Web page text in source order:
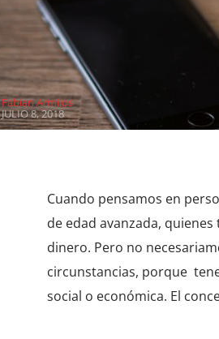
Fabian Armijos
JULIO 8, 2018
Cuando pensamos en
de edad avanzada,
dinero. Pero no
circunstancias, porque
social o económica. El